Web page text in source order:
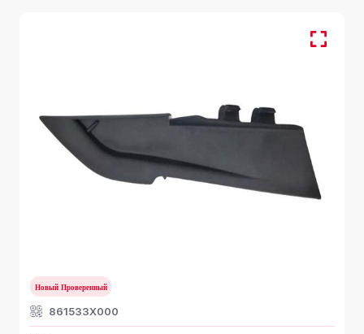
Новый Проверенный
861533X000